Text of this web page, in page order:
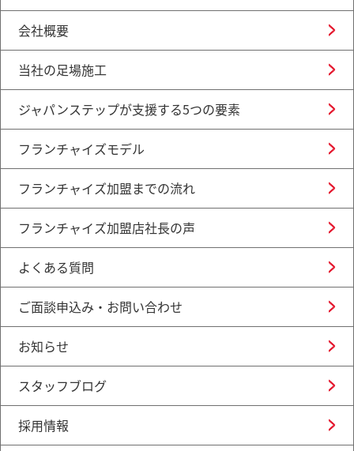
会社概要
当社の足場施工
ジャパンステップが支援する5つの要素
フランチャイズモデル
フランチャイズ加盟までの流れ
フランチャイズ加盟店社長の声
よくある質問
ご面談申込み・お問い合わせ
お知らせ
スタッフブログ
採用情報